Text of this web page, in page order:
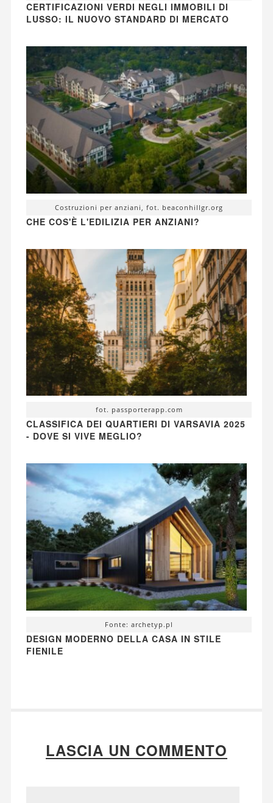
CERTIFICAZIONI VERDI NEGLI IMMOBILI DI
LUSSO: IL NUOVO STANDARD DI MERCATO
Costruzioni per anziani, fot. beaconhillgr.org
CHE COS'È L'EDILIZIA PER ANZIANI?
fot. passporterapp.com
CLASSIFICA DEI QUARTIERI DI VARSAVIA 2025
- DOVE SI VIVE MEGLIO?
Fonte: archetyp.pl
DESIGN MODERNO DELLA CASA IN STILE
FIENILE
LASCIA UN COMMENTO